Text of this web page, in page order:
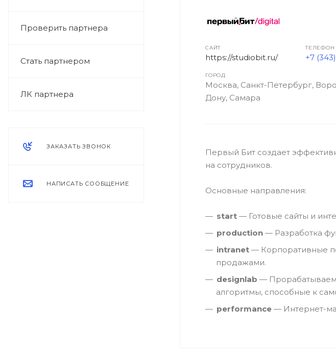
Проверить партнера
Стать партнером
ЛК партнера
ЗАКАЗАТЬ ЗВОНОК
НАПИСАТЬ СООБЩЕНИЕ
САЙТ
https://studiobit.ru/
ТЕЛЕФОН
+7
ГОРОД
Москва, Санкт-Петербург,
Дону, Самара
Первый Бит создает
на сотрудников.
Основные направления:
start — Готовые сайты и
production — Разработка
intranet — Корпоративные
продажами.
designlab —
алгоритмы, способные к
performance — Интернет-